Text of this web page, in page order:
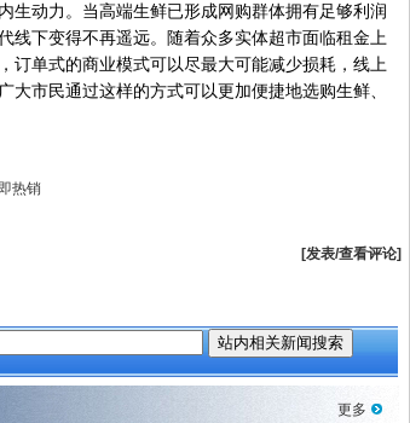
生动力。当高端生鲜已形成网购群体拥有足够利润
线下变得不再遥远。随着众多实体超市面临租金上
订单式的商业模式可以尽最大可能减少损耗，线上
市民通过这样的方式可以更加便捷地选购生鲜、
热销
[发表/查看评论]
更多